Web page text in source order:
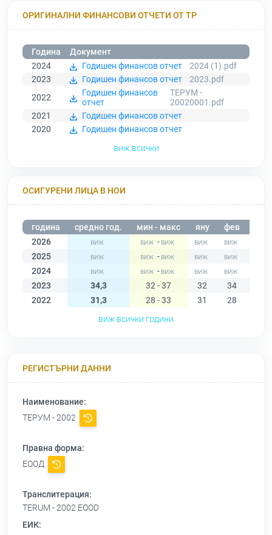
ОРИГИНАЛНИ ФИНАНСОВИ ОТЧЕТИ ОТ ТР
Година
Документ
2024
Годишен финансов отчет
2024 (1).pdf
2023
Годишен финансов отчет
2023.pdf
2022
Годишен финансов
отчет
ТЕРУМ -
20020001.pdf
2021
Годишен финансов отчет
2020
Годишен финансов отчет
виж всички
ОСИГУРЕНИ ЛИЦА В НОИ
година средно год. мин - макс яну фев
2026
-
2025
-
2024
-
2023
34,3 32 - 37 32 34
2022
31,3 28 - 33 31 28
виж всички години
РЕГИСТЪРНИ ДАННИ
Наименование:
ТЕРУМ - 2002
Правна форма:
ЕООД
Транслитерация:
TERUM - 2002 EOOD
ЕИК: